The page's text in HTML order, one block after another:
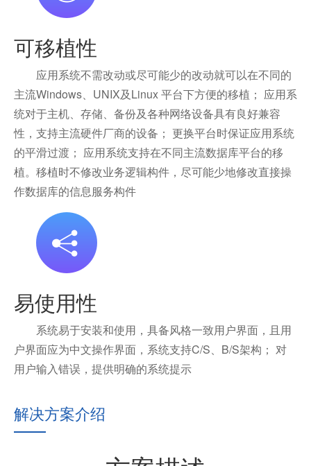
可移植性
应用系统不需改动或尽可能少的改动就可以在不同的
主流Windows、UNIX及Linux 平台下方便的移植； 应用系
统对于主机、存储、备份及各种网络设备具有良好兼容
性，支持主流硬件厂商的设备； 更换平台时保证应用系统
的平滑过渡； 应用系统支持在不同主流数据库平台的移
植。移植时不修改业务逻辑构件，尽可能少地修改直接操
作数据库的信息服务构件
易使用性
系统易于安装和使用，具备风格一致用户界面，且用
户界面应为中文操作界面，系统支持C/S、B/S架构； 对
用户输入错误，提供明确的系统提示
解决方案介绍